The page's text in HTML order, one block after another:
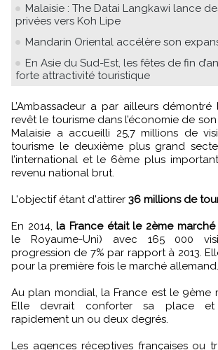
Malaisie : The Datai Langkawi lance
privées vers Koh Lipe
Mandarin Oriental accélère son
En Asie du Sud-Est, les fêtes de fin
forte attractivité touristique
L’Ambassadeur a par ailleurs démontré l’importance que
revêt le tourisme dans l’économie de son
Malaisie a accueilli 25,7 millions de
tourisme le deuxième plus grand
l’international et le 6ème plus
revenu national brut.
L'objectif étant d'attirer 36 millions de
En 2014,la France était le 2ème
le Royaume-Uni) avec 165 000
progression de 7% par rapport à 2013.
pour la première fois le marché allemand.
Au plan mondial, la France est le 9ème
Elle devrait conforter sa place et
rapidement un ou deux degrés.
Les agences réceptives françaises ou